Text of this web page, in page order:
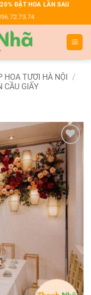
ĐẶT HOA LẦN SAU
HOA TƯƠI HÀ NỘI /
CẦU GIẤY
Add to
wishlist